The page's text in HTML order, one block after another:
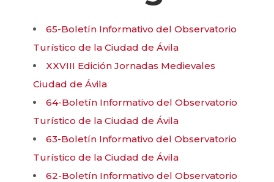
65-Boletín Informativo del Observatorio
Turístico de la Ciudad de Ávila
XXVIII Edición Jornadas Medievales
Ciudad de Ávila
64-Boletín Informativo del Observatorio
Turístico de la Ciudad de Ávila
63-Boletín Informativo del Observatorio
Turístico de la Ciudad de Ávila
62-Boletín Informativo del Observatorio